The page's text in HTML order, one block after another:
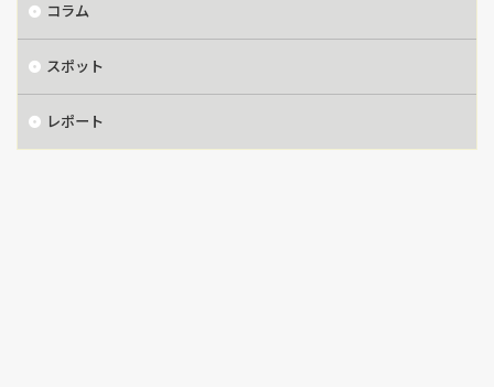
コラム
スポット
レポート